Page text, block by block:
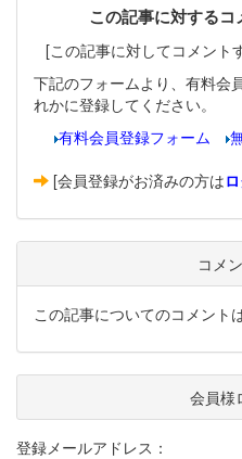
この記事に対する
[この記事に対してコメント
下記のフォームより、有料会
れかに登録してください。
有料会員登録フォーム
[会員登録がお済みの方は
コメ
この記事についてのコメント
会員様
登録メールアドレス：